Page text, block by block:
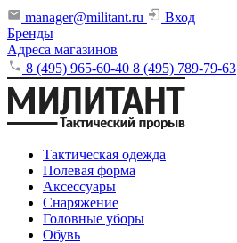
manager@militant.ru
Вход
Бренды
Адреса магазинов
8 (495) 965-60-40 8 (495) 789-79-63
Тактическая одежда
Полевая форма
Аксессуары
Снаряжение
Головные уборы
Обувь